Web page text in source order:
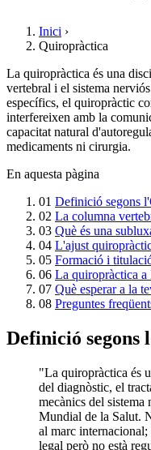
Inici ›
Quiropràctica
La quiropràctica és una
vertebral i el sistema
específics, el quiropràctic
interfereixen amb la
capacitat natural
medicaments ni cirurgia.
En aquesta pàgina
01 Definició segons
02 La columna
03 Què és una
04 L'ajust
05 Formació i
06 La quiropràctica a
07 Què esperar a la
08 Preguntes
Definició segons
"La quiropràctica és
del diagnòstic, el
mecànics del
Mundial de la Salut.
al marc
legal però no està